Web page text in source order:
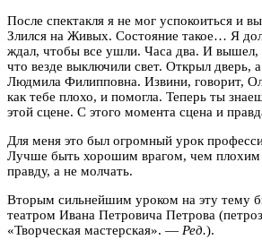
После спектакля я не мог успокоиться и
Злился на Живых. Состояние такое… Я
ждал, чтобы все ушли. Часа два. И вышел,
что везде выключили свет. Открыл дверь,
Людмила Филипповна. Извини, говорит,
как тебе плохо, и помогла. Теперь ты
этой сцене. С этого момента сцена и
Для меня это был огромный урок
Лучше быть хорошим врагом, чем плохим
правду, а не молчать.
Вторым сильнейшим уроком на эту тему
театром Ивана Петровича Петрова
«Творческая мастерская». — Ред.).